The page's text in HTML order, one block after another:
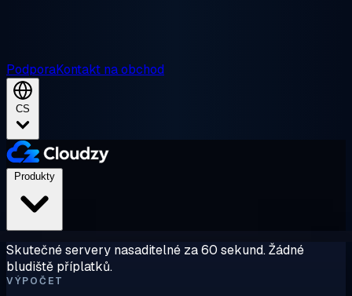
PodporaKontakt na obchod
CS
Skutečné servery nasaditelné za 60 sekund. Žádné
bludiště příplatků.
VÝPOČET